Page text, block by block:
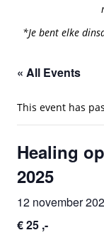
*Je bent elke
« All Events
This event has
Healing
2025
12 november
€ 25 ,-